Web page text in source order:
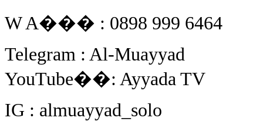
W A��� : 0898 999 6464
Telegram : Al-Muayyad
YouTube��: Ayyada TV
IG : almuayyad_solo